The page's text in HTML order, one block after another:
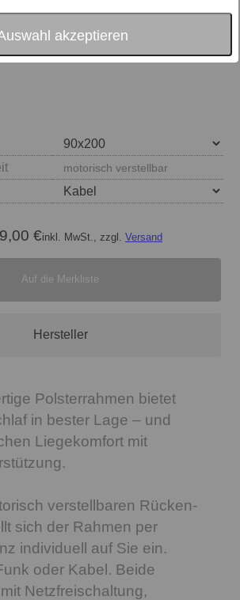
akzeptieren
motorisch verstellbar
€inkl. MwSt., zzgl. Versand
Auf die Merkliste
Hersteller
Polsterrahmen bietet
in bester Lage – und
Liegekomfort mit
verstellbaren Rücken-
sich der Rahmen per
individuell auf Sie ein.
oder Kabel. Beide
Netzfreischaltung,